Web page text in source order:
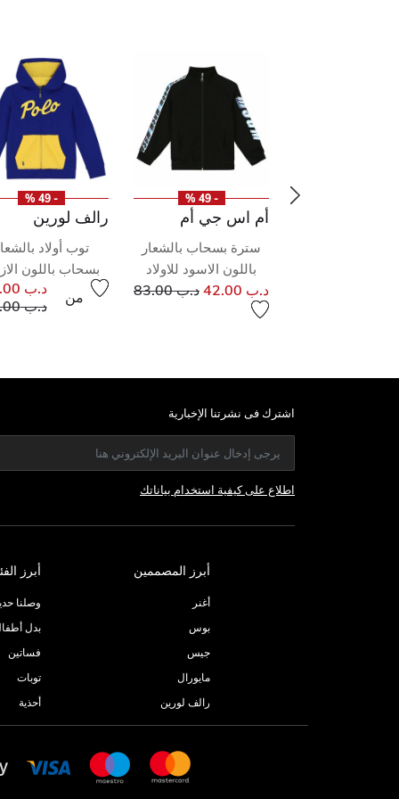
سعر مخفض من
- 49 %
أم اس جي أم
سترة بسحاب بالشعار
باللون الاسود للاولاد
د.ب 42.00 سعر مخفض من
د.ب 83.00 إلى
- 49 %
رالف لورين
توب أولاد
بسحاب باللون
من
د.ب 36.00
سعر
د.ب 79.00
اشترك فى نشرتنا الإخبارية
اطلاع على كيفية استخدام بياناتك
أبرز المصممين
أغنر
بوس
جيس
مايورال
رالف لورين
أبرز
وصلنا
بدل
فساتين
توبات
أحذية